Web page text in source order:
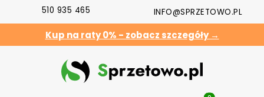
510 935 465 INFO@SPRZETOWO.PL
Kup na raty 0% - zobacz szczegóły →